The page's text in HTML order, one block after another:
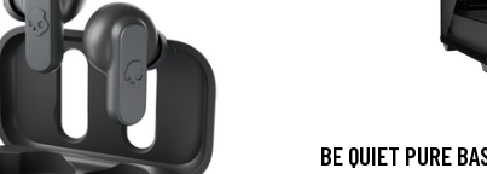
BE QUIET PURE